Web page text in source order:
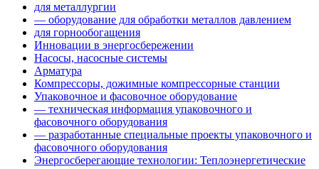
для металлургии
— оборудование для обработки металлов давлением
для горнообогащения
Инновации в энергосбережении
Насосы, насосные системы
Арматура
Компрессоры, дожимные компрессорные станции
Упаковочное и фасовочное оборудование
— техническая информация упаковочного и
фасовочного оборудования
— разработанные специальные проекты упаковочного и
фасовочного оборудования
Энергосберегающие технологии: Теплоэнергетические